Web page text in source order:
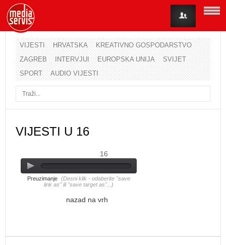
VIJESTI HRVATSKA
KREATIVNO GOSPODARSTVO
ZAGREB
INTERVJUI EUROPSKA UNIJA
SVIJET
SPORT
AUDIO VIJESTI
VIJESTI U 16
16
Preuzimanje (Desni klik - odaberite "save
link as" ili "save target as"...)
nazad na vrh
Korisničko ime
Lozinka
Zaboravili ste lozinku?